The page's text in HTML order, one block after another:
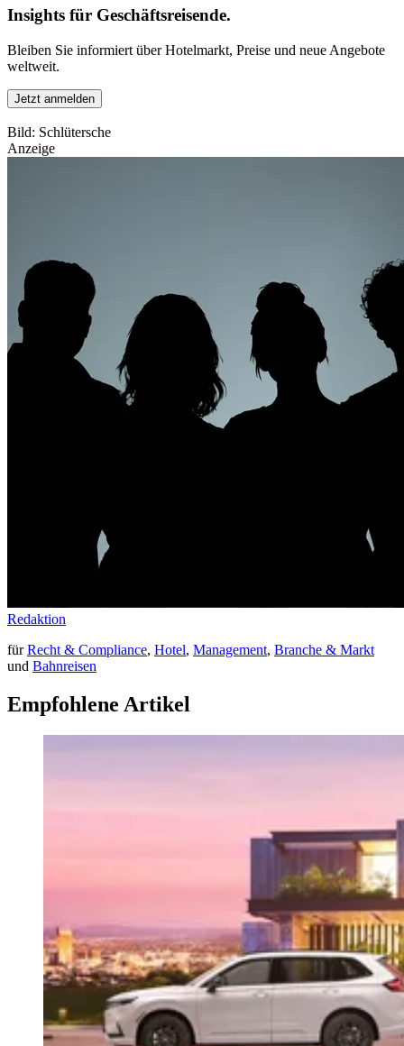
Insights für Geschäftsreisende.
Bleiben Sie informiert über Hotelmarkt, Preise und neue Angebote
weltweit.
Jetzt anmelden
Bild: Schlütersche
Anzeige
Redaktion
fürRecht & Compliance, Hotel, Management, Branche & Markt
und Bahnreisen
Empfohlene Artikel